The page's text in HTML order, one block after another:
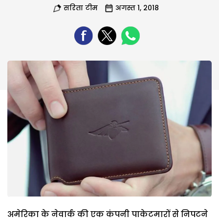
सरिता टीम अगस्त 1, 2018
अमेरिका के नेवार्क की एक कंपनी पाकेटमारों से निपटने